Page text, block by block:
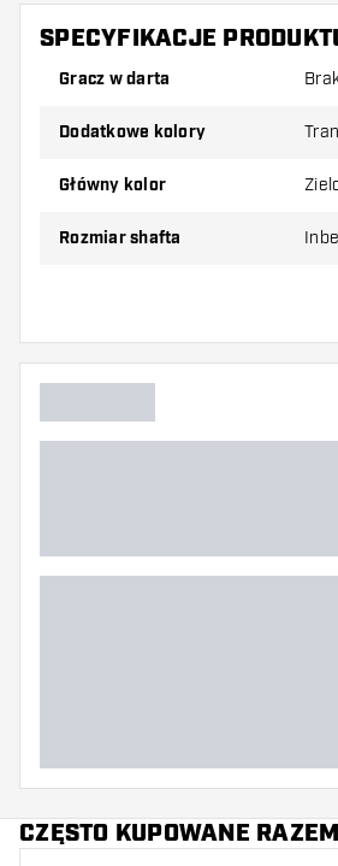
Medium
Shafty są sprzedawane jako
Dartshopper tip!
SPECYFIKACJE
Gracz w darta
Dodatkowe kolory
Główny kolor
Rozmiar shafta
CZĘSTO KUPOWANE